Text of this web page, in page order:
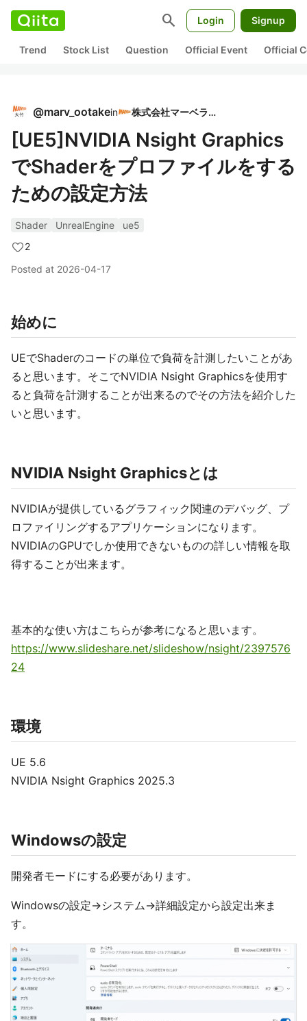
search Login Signup
Trend Stock List Question Official Event Official
@marv_ootakein 株式会社マーベラス
​[UE5]NVIDI​A Nsight Graphics
でShaderをプロファイルをする
ための設定方法
Shader UnrealEngine
ue5
2
Posted at 2026-04-17
始めに
UEでShaderのコードの単位で負荷を計測したいことがあ
ると思います。そこでNVIDI​A Nsight Graphicsを使用す
ると負荷を計測することが出来るのでその方法を紹介した
いと思います。
NVIDI​A Nsight Graphicsとは
NVIDIAが提供しているグラフィック関連のデバッグ、プ
ロファイリングするアプリケーションになります。
NVIDIAのGPUでしか使用できないものの詳しい情報を取
得することが出来ます。
基本的な使い方はこちらが参考になると思います。
https://www.slideshare.net/slideshow/nsight/2397576
24
環境
UE 5.6
NVIDI​A Nsight Graphics 2025.3
Windowsの設定
開発者モードにする必要があります。
Windowsの設定→システム→詳細設定から設定出来ま
す。